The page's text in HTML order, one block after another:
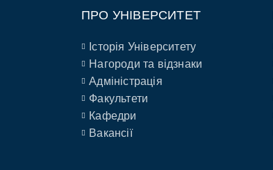
ПРО УНІВЕРСИТЕТ
Історія Університету
Нагороди та відзнаки
Адміністрація
Факультети
Кафедри
Вакансії